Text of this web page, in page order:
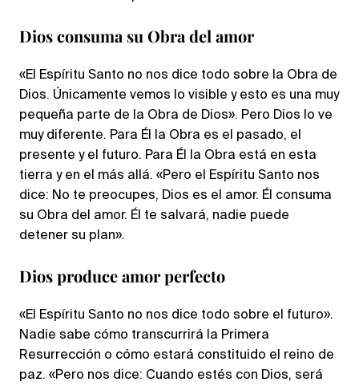
Dios consuma su Obra del amor
«El Espíritu Santo no nos dice todo sobre la Obra de
Dios. Únicamente vemos lo visible y esto es una muy
pequeña parte de la Obra de Dios». Pero Dios lo ve
muy diferente. Para Él la Obra es el pasado, el
presente y el futuro. Para Él la Obra está en esta
tierra y en el más allá. «Pero el Espíritu Santo nos
dice: No te preocupes, Dios es el amor. Él consuma
su Obra del amor. Él te salvará, nadie puede
detener su plan».
Dios produce amor perfecto
«El Espíritu Santo no nos dice todo sobre el futuro».
Nadie sabe cómo transcurrirá la Primera
Resurrección o cómo estará constituido el reino de
paz. «Pero nos dice: Cuando estés con Dios, será